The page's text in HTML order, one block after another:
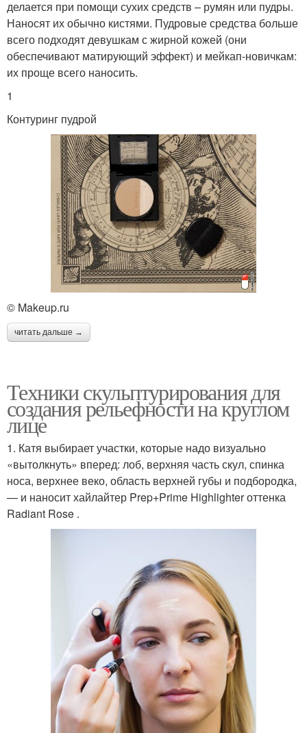
делается при помощи сухих средств – румян или пудры.
Наносят их обычно кистями. Пудровые средства больше
всего подходят девушкам с жирной кожей (они
обеспечивают матирующий эффект) и мейкап-новичкам:
их проще всего наносить.
1
Контуринг пудрой
© Makeup.ru
читать дальше →
Техники скульптурирования для
создания рельефности на круглом
лице
1. Катя выбирает участки, которые надо визуально
«вытолкнуть» вперед: лоб, верхняя часть скул, спинка
носа, верхнее веко, область верхней губы и подбородка,
— и наносит хайлайтер Prep+Prime Highlighter оттенка
Radiant Rose .